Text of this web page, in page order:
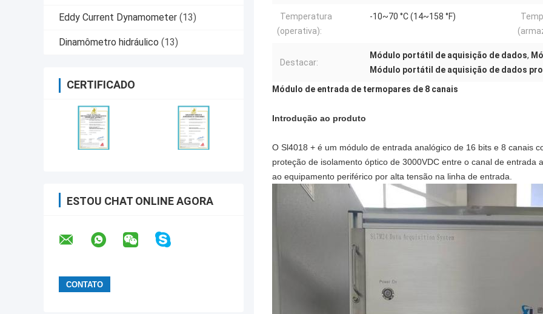
Eddy Current Dynamometer (13)
Dinamômetro hidráulico (13)
CERTIFICADO
ESTOU CHAT ONLINE AGORA
Temperatura
(operativa):
-10~70 °C (14~158 °F)
Destacar:
Módulo portátil de aquisição de dados,
Módulo portátil de aquisição de dados
Módulo de entrada de termopares de 8 canais
Introdução ao produto
O Sl4018 + é um módulo de entrada analógico de 16 bits e 8 canais
proteção de isolamento óptico de 3000VDC entre o canal de
ao equipamento periférico por alta tensão na linha de entrada.